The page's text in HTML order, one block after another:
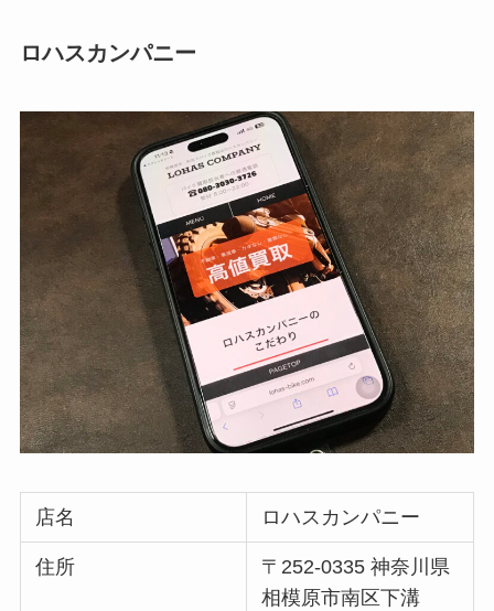
ロハスカンパニー
店名 ロハスカンパニー
住所
〒252-0335 神奈川県
相模原市南区下溝